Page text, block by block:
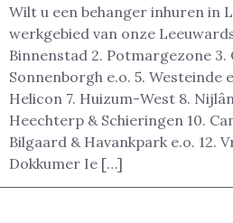
Wilt u een behanger inhuren in
werkgebied van onze
Binnenstad 2. Potmargezone 3.
Sonnenborgh e.o. 5. Westeinde
Helicon 7. Huizum-West 8.
Heechterp & Schieringen 10.
Bilgaard & Havankpark e.o. 12.
Dokkumer Ie […]